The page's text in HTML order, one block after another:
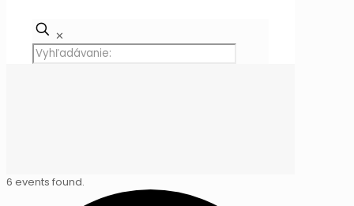
✕
6 events found.